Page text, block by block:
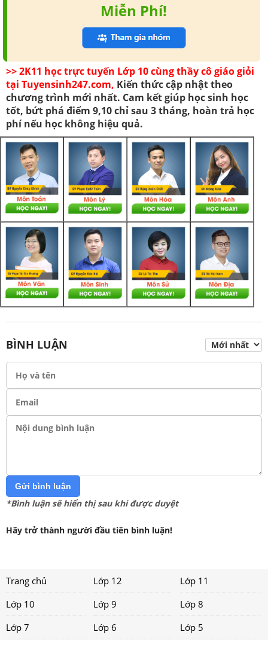
Miễn Phí!
>> 2K11 học trực tuyến Lớp 10 cùng thầy cô giáo giỏi
tại Tuyensinh247.com, Kiến thức cập nhật theo
chương trình mới nhất. Cam kết giúp học sinh học
tốt, bứt phá điểm 9,10 chỉ sau 3 tháng, hoàn trả học
phí nếu học không hiệu quả.
BÌNH LUẬN
Gửi bình luận
*Bình luận sẽ hiển thị sau khi được duyệt
Hãy trở thành người đầu tiên bình luận!
Trang chủ Lớp 12
Lớp 11
Lớp 10
Lớp 9
Lớp 8
Lớp 7
Lớp 6
Lớp 5